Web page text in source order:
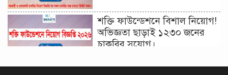
শক্তি ফাউন্ডেশনে বিশাল নিয়োগ!
অভিজ্ঞতা ছাড়াই ১২৩০ জনের
চাকরির সুযোগ।